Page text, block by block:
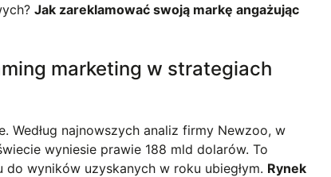
Jak zareklamować swoją markę angażując
marketing w strategiach
Według najnowszych analiz firmy Newzoo, w
wyniesie prawie 188 mld dolarów. To
wyników uzyskanych w roku ubiegłym. Rynek